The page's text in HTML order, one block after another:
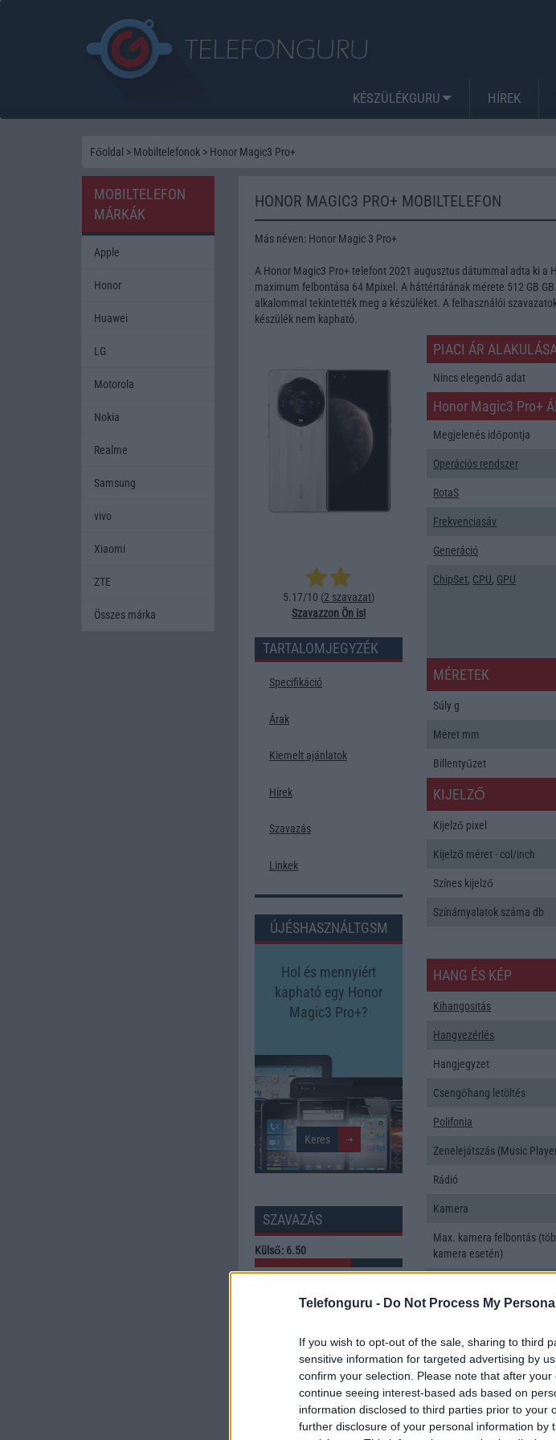
Telefonguru - Do Not Process My
If you wish to opt-out of the sale, sharing to third
sensitive information for targeted advertising by
confirm your selection. Please note that after
continue seeing interest-based ads based on
information disclosed to third parties prior to your
further disclosure of your personal information by
KÉSZÜLÉKGURU HÍREK
Főoldal > Mobiltelefonok > Honor Magic3 Pro+
HONOR MAGIC3 PRO+ MOBILTELEFON
Más néven: Honor Magic 3 Pro+
A Honor Magic3 Pro+ telefont 2021 augusztus dátummal adta ki a
maximum felbontása 64 Mpixel. A háttértárának mérete 512 GB
alkalommal tekintették meg a készüléket. A felhasználói
készülék nem kapható.
5.17/10 (2 szavazat)
Szavazzon Ön is!
TARTALOMJEGYZÉK
Specifikáció
Árak
Kiemelt ajánlatok
Hírek
Szavazás
Linkek
ÚJÉSHASZNÁLTGSM
Hol és mennyiért
kapható egy Honor
Magic3 Pro+?
SZAVAZÁS
Külső: 6.50
Értékelés: 5.17 | Szavazatok: 2
Szavazzon Ön is!
PIACI ÁR
Nincs elegendő adat
Honor Magic3 Pro+
Megjelenés időpontja
Operációs rendszer
RotaS
Frekvenciasáv
Generáció
ChipSet, CPU, GPU
MÉRETEK
Súly g
Méret mm
Billentyűzet
KIJELZŐ
Kijelző pixel
Kijelző méret - col/inch
Színes kijelző
Színárnyalatok száma db
HANG ÉS KÉP
Kihangositás
Hangvezérlés
Hangjegyzet
Csengőhang letöltés
Polifonia
Zenelejátszás (Music
Rádió
Kamera
Max. kamera felbontás
kamera esetén)
MEMÓRIA ÉS TÁRHELY
Telefonkönyv db
Min. memória
Memória bővíthetőség
MOBILTELEFON
MÁRKÁK
Apple
Honor
Huawei
LG
Motorola
Nokia
Realme
Samsung
vivo
Xiaomi
ZTE
Összes márka